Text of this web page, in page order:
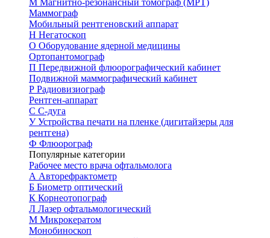
М Магнитно-резонансный томограф (МРТ)
Маммограф
Мобильный рентгеновский аппарат
Н Негатоскоп
О Оборудование ядерной медицины
Ортопантомограф
П Передвижной флюорографический кабинет
Подвижной маммографический кабинет
Р Радиовизиограф
Рентген-аппарат
С С-дуга
УУстройства печати на пленке (дигитайзеры для
рентгена)
Ф Флюорограф
Популярные категории
Рабочее место врача офтальмолога
А Авторефрактометр
Б Биометр оптический
К Корнеотопограф
Л Лазер офтальмологический
М Микрокератом
Монобиноскоп